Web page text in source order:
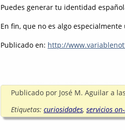
Puedes generar tu identidad
En fin, que no es algo
Publicado en: http://
Publicado por José M. Aguilar a
Etiquetas: curiosidades, servicios